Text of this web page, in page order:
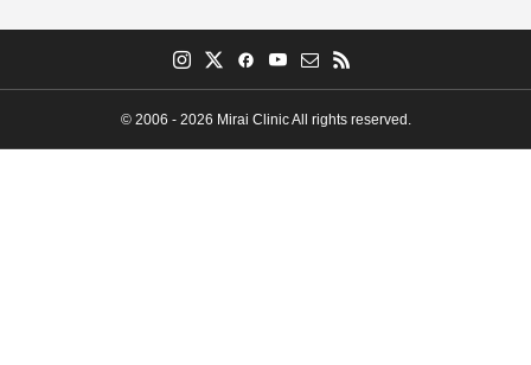
© 2006 - 2026 Mirai Clinic All rights reserved.